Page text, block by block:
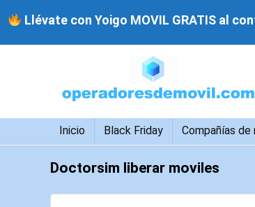
Inicio Black Friday Compañías de
Doctorsim liberar moviles
Llévate con Yoigo MOVIL GRATIS al